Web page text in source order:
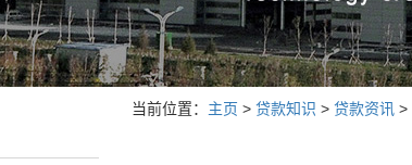
当前位置： 主页 > 贷款知识 > 贷款资讯>